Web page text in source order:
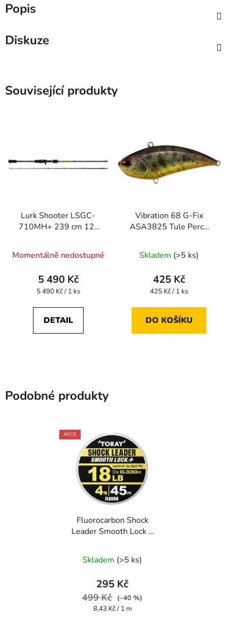
Popis
Diskuze
Související produkty
Lurk Shooter LSGC-
710MH+ 239 cm 12-
Momentálně nedostupné
5 490 Kč
Měrná
5 490 Kč / 1 ks
DETAIL
Vibration 68 G-Fix
ASA3825 Tule Perch
Skladem (>5 ks)
425 Kč
Měrná
425 Kč / 1 ks
DO KOŠÍKU
Podobné produkty
AKCE
Fluorocarbon Shock
Leader Smooth Lock +
Skladem (>5 ks)
295 Kč
499 Kč
(–40 %)
Měrná
8,43 Kč / 1 m